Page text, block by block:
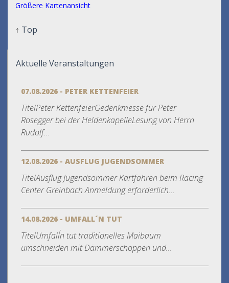
Größere Kartenansicht
↑ Top
Aktuelle Veranstaltungen
07.08.2026 - PETER KETTENFEIER
TitelPeter KettenfeierGedenkmesse für Peter
Rosegger bei der HeldenkapelleLesung von Herrn
Rudolf...
12.08.2026 - AUSFLUG JUGENDSOMMER
TitelAusflug Jugendsommer Kartfahren beim Racing
Center Greinbach Anmeldung erforderlich...
14.08.2026 - UMFALL´N TUT
TitelUmfall´n tut traditionelles Maibaum
umschneiden mit Dämmerschoppen und...